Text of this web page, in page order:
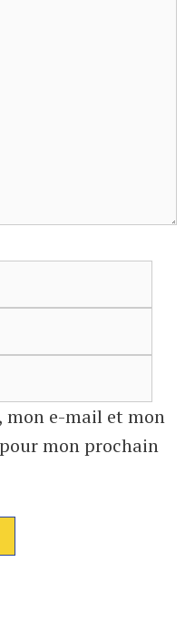
mon e-mail et mon
mon prochain